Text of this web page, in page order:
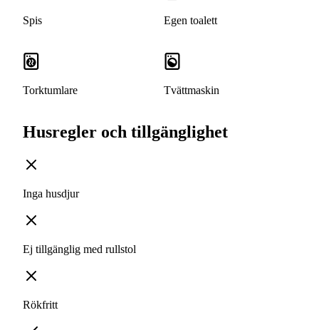
Spis Egen toalett
Torktumlare Tvättmaskin
Husregler och tillgänglighet
Inga husdjur
Ej tillgänglig med rullstol
Rökfritt